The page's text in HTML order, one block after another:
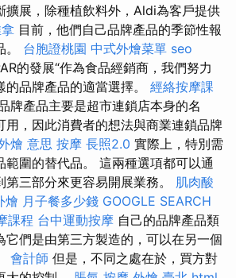
擴展，除種植飲料外，Aldi為客戶提供
目前，他們自己品牌產品的季節性報
。 台胞證桃園 中式外燴菜單 seo
的發展“作為食品經銷商，我們努力
品牌產品的適當選擇。 經絡按摩課
牌產品主要是超市連鎖店本身的名
用，因此消費者的想法與商業連鎖品牌
燴 意思 按摩 長照2.0 實際上，特別需
範圍的替代品。 這兩種選項都可以通
三部分來更容易開展業務。 肌肉酸
燴 月子餐多少錢 GOOGLE SEARCH
課程 台中運動按摩 自己的品牌產品類
它們是由第三方製造的，可以在另一個
會計師 但是，不同之處在於，買方對